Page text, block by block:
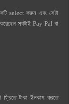
select করুন এবং সেটা
সবটাই Pay Pal বা
টাকা ইনকাম করতে